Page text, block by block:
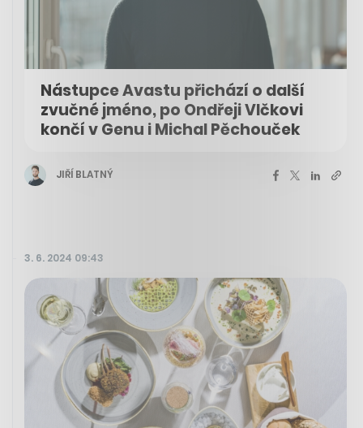
Nástupce Avastu přichází o další
zvučné jméno, po Ondřeji Vlčkovi
končí v Genu i Michal Pěchouček
JIŘÍ BLATNÝ
3. 6. 2024 09:43